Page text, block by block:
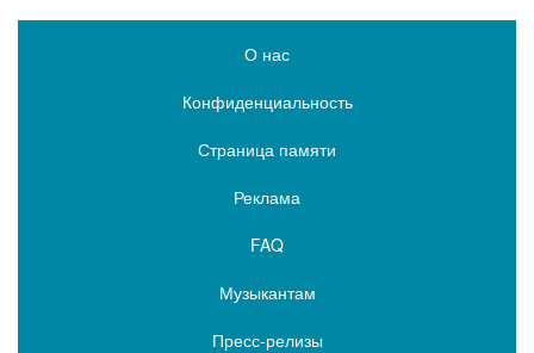
О нас
Конфиденциальность
Страница памяти
Реклама
FAQ
Музыкантам
Пресс-релизы